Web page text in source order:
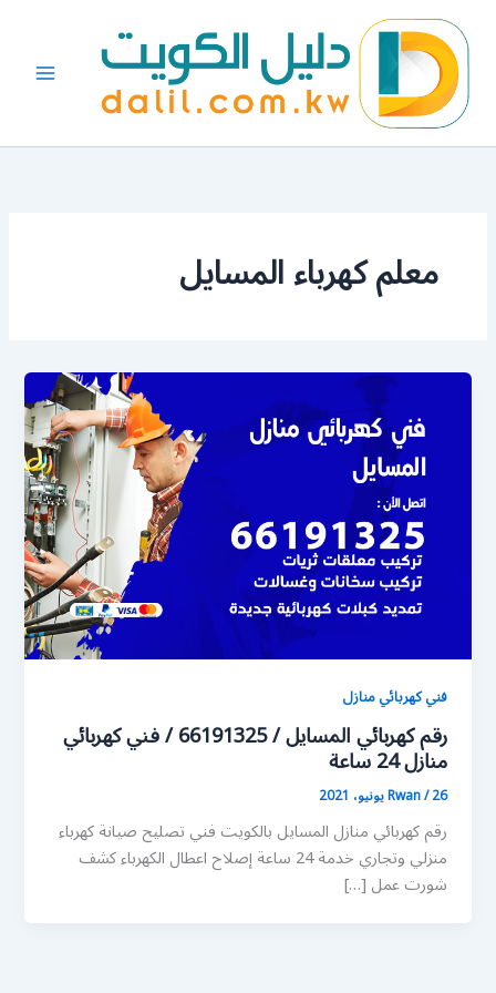
المحتوى
معلم كهرباء المسايل
فني كهربائي منازل
رقم كهربائي المسايل / 66191325 / فني كهربائي
منازل 24 ساعة
Rwan/26 يونيو، 2021
رقم كهربائي منازل المسايل بالكويت فني تصليح صيانة كهرباء
منزلي وتجاري خدمة 24 ساعة إصلاح اعطال الكهرباء كشف
شورت عمل […]